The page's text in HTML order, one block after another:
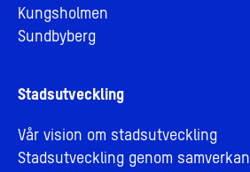
Kungsholmen
Sundbyberg
Stadsutveckling
Vår vision om stadsutveckling
Stadsutveckling genom samverkan